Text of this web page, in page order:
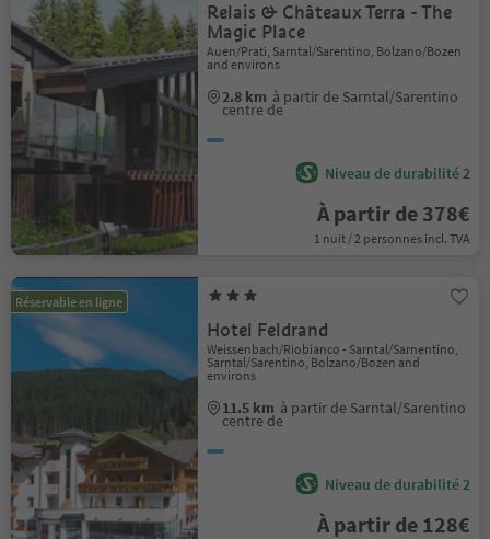
Relais & Châteaux Terra - The
Magic Place
Auen/Prati, Sarntal/Sarentino, Bolzano/Bozen
and environs
2.8 km à partir de Sarntal/Sarentino
centre de
Niveau de durabilité 2
À partir de 378€
1 nuit / 2 personnes incl. TVA
Réservable en ligne
Hotel Feldrand
Weissenbach/Riobianco - Sarntal/Sarnentino,
Sarntal/Sarentino, Bolzano/Bozen and
environs
11.5 km à partir de Sarntal/Sarentino
centre de
Niveau de durabilité 2
À partir de 128€